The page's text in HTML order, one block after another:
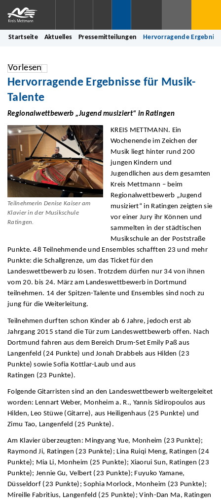
Startseite Aktuelles Pressemitteilungen Hervorragende
Vorlesen
Hervorragende Ergebnisse für Musik-
Talente
Regionalwettbewerb „Jugend musiziert“ in Ratingen
Teilnehmerin Denise Kaiser am
Klavier in der Musikschule
Ratingen.
KREIS METTMANN. Ein
Wochenende im Zeichen der
Musik liegt hinter rund 200
jungen Kindern und
Jugendlichen aus dem gesamten
Kreis Mettmann – beim
Regionalwettbewerb „Jugend
musiziert“ in Ratingen zeigten sie
vor einer Jury ihr Können und
sammelten in der städtischen
Musikschule an der Poststraße
Punkte. 48 Teilnehmende und Ensembles schafften 23 und mehr
Punkte: die Schallgrenze, um das Ticket für den
Landeswettbewerb zu lösen. Trotzdem dürfen nur 34 von ihnen
vom 20. bis 24. März am Landeswettbewerb in Dortmund
teilnehmen. 14 der Spitzen-Talente und Ensembles sind noch zu
jung für die Weiterleitung.
Teilnehmen durften schon Kinder ab 6 Jahre, jedoch erst ab
Jahrgang 2015 stand die Tür zum Landeswettbewerb offen. Nach
Dortmund fahren aus dem Bereich Drum-Set Emily Paß aus
Langenfeld (24 Punkte) und Jonah Drabbels aus Hilden (23
Punkte) sowie Sofia Kottlar-Laub und aus
Ratingen (23 Punkte).
Folgende Gitarristen sind an den Landeswettbewerb weitergeleitet
worden: Lennart Weber, Monheim a. R., Yannis Sidiropoulos aus
Hilden, Leo Stüwe (Gitarre), aus Heiligenhaus (25 Punkte) und
Zimu Tao, Langenfeld (25 Punkte).
Am Klavier überzeugten: Mingyang Yue, Monheim (23 Punkte);
Raymond Ji, Ratingen (23 Punkte); Lina Ruiqi Meng, Ratingen (24
Punkte); Mia Li, Monheim (25 Punkte); Xiaorui Sun, Ratingen (23
Punkte); Jennie Gu, Velbert (23 Punkte); Fuyuko Yamane,
Düsseldorf (23 Punkte); Sophia Morlock, Monheim (23 Punkte);
Mireille Fabritius, Langenfeld (25 Punkte); Vinh-Dan Ma, Ratingen